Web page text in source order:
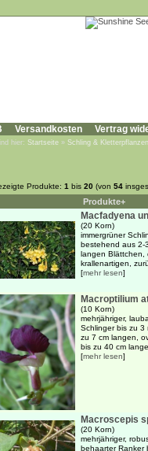
Versandkosten Vertrag
hier: Startseite » Schling & Kletterpflanzen
Produkte: 1 bis 20 (von 54
Produkte+
Macfadyena
(20 Korn)
immergrüner
bestehend aus 2-
langen Blättchen,
krallenartigen,
[mehr lesen]
Macroptilium
(10 Korn)
mehrjähriger,
Schlinger bis zu 3
zu 7 cm langen,
bis zu 40 cm
[mehr lesen]
Macroscepis
(20 Korn)
mehrjähriger,
behaarter Ranker